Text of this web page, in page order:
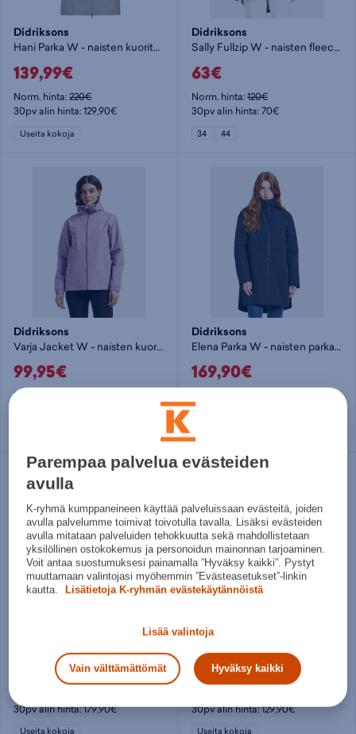
Didriksons
Hani Parka W - naisten kuoritakki
139,99€
Norm. hinta:220€
30pv alin hinta: 129,90€
Useita kokoja
Didriksons
Sally Fullzip W - naisten fleecetakki
63€
Norm. hinta:120€
30pv alin hinta: 70€
34 44
Didriksons
Varja Jacket W - naisten kuoritakki
99,95€
Norm. hinta:
Didriksons
Elena Parka W - naisten parkatakki
169,90€
30pv alin hinta: 169,90€
179,90€
30pv alin hinta: 179,90€
Useita kokoja
Didriksons
139,99€
30pv alin hinta: 129,90€
Useita kokoja
Parempaa palvelua evästeiden
avulla
K-ryhmä kumppaneineen käyttää palveluissaan evästeitä, joiden
avulla palvelumme toimivat toivotulla tavalla. Lisäksi evästeiden
avulla mitataan palveluiden tehokkuutta sekä mahdollistetaan
yksilöllinen ostokokemus ja personoidun mainonnan tarjoaminen.
Voit antaa suostumuksesi painamalla ”Hyväksy kaikki”. Pystyt
muuttamaan valintojasi myöhemmin ”Evästeasetukset”-linkin
kautta.
Lisätietoja K-ryhmän evästekäytännöistä
Lisää valintoja
Vain välttämättömät Hyväksy kaikki